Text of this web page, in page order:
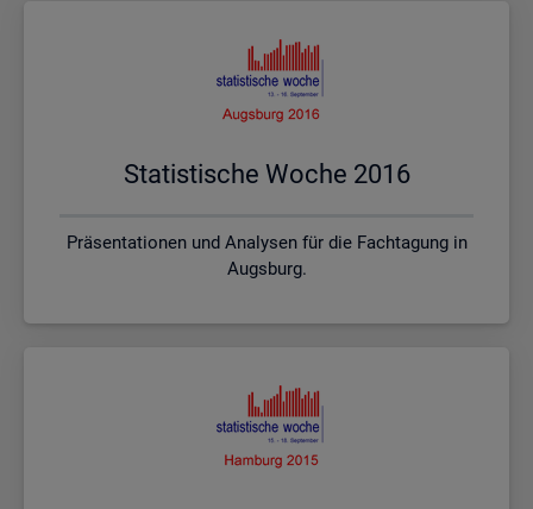
Sta­tis­ti­sche Woche 2016
Präsentationen und Analysen für die Fachtagung in
Augsburg.